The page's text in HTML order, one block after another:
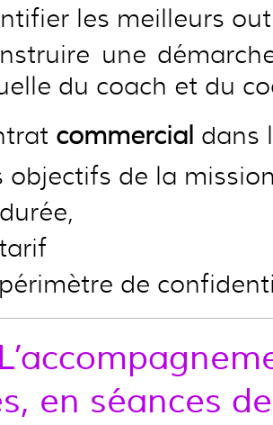
les meilleurs
une
du coach et du
commercial dans
objectifs de la
de
en séances